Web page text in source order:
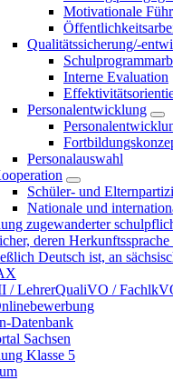
Motivationale
Qualitätssicherung/-
Interne Evaluation
Personalentwicklung
Personalauswahl
Schüler- und
Nationale und
zugewanderter
deren
Deutsch ist, an
/ LehrerQualiVO /
Datenbank
Sachsen
Klasse 5